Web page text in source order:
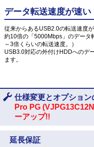
データ転送速度が速
従来からあるUSB2.0の転送速度
約10倍の「5000Mbps」のデータ
～3倍くらいの転送速度。）
USB3.0対応の外付けHDDへのデ
ます。
仕様変更とオプショ
Pro PG
ーアップ!!
延長保証